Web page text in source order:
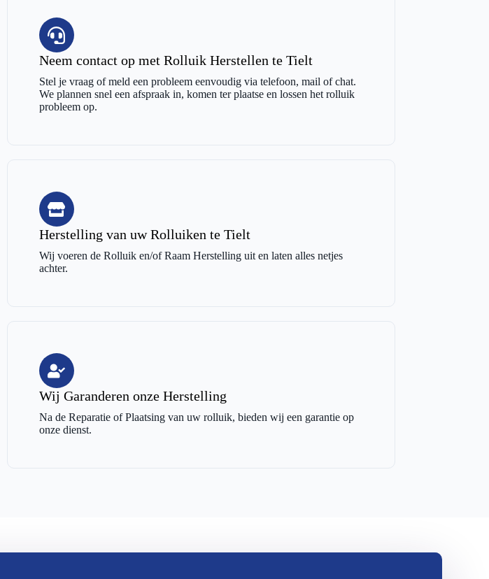
Neem contact op met Rolluik Herstellen te Tielt
Stel je vraag of meld een probleem eenvoudig via telefoon, mail of chat.
We plannen snel een afspraak in, komen ter plaatse en lossen het rolluik
probleem op.
Herstelling van uw Rolluiken te Tielt
Wij voeren de Rolluik en/of Raam Herstelling uit en laten alles netjes
achter.
Wij Garanderen onze Herstelling
Na de Reparatie of Plaatsing van uw rolluik, bieden wij een garantie op
onze dienst.